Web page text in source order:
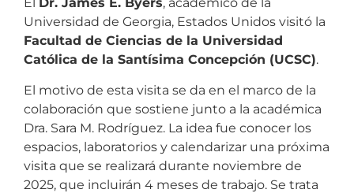
Universidad de Georgia, Estados Unidos visitó la
Facultad de Ciencias de la Universidad
Católica de la Santísima Concepción (UCSC).
El motivo de esta visita se da en el marco de la
colaboración que sostiene junto a la académica
Dra. Sara M. Rodríguez. La idea fue conocer los
espacios, laboratorios y calendarizar una próxima
visita que se realizará durante noviembre de
2025, que incluirán 4 meses de trabajo. Se trata